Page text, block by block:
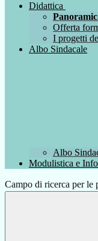
Didattica
Offerta
I progetti
Albo Sindacale
Albo
Modulistica e
Campo di ricerca per le